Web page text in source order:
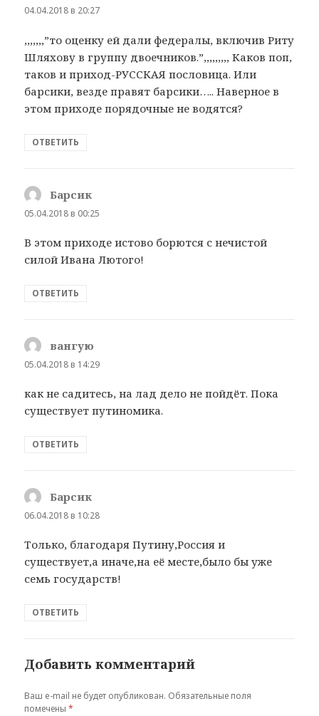
04.04.2018 в 20:27
,,,,,,,”то оценку ей дали федералы, включив Риту
Шляхову в группу двоечников.”,,,,,,,,, Каков поп,
таков и приход-РУССКАЯ пословица. Или
барсики, везде правят барсики….. Наверное в
этом приходе порядочные не водятся?
ОТВЕТИТЬ
Барсик
05.04.2018 в 00:25
В этом приходе истово борются с нечистой
силой Ивана Лютого!
ОТВЕТИТЬ
вангую
05.04.2018 в 14:29
как не садитесь, на лад дело не пойдёт. Пока
существует путиномика.
ОТВЕТИТЬ
Барсик
06.04.2018 в 10:28
Только, благодаря Путину,Россия и
существует,а иначе,на её месте,было бы уже
семь государств!
ОТВЕТИТЬ
Добавить комментарий
Ваш e-mail не будет опубликован. Обязательные поля
помечены*